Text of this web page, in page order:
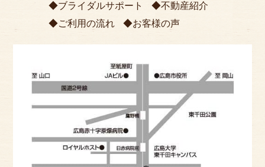
ブライダルサポート
不動産紹介
ご利用の流れ
お客様の声